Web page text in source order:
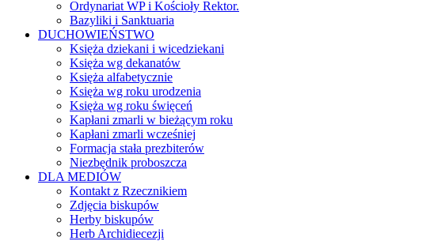
Ordynariat WP i Kościoły Rektor.
Bazyliki i Sanktuaria
DUCHOWIEŃSTWO
Księża dziekani i wicedziekani
Księża wg dekanatów
Księża alfabetycznie
Księża wg roku urodzenia
Księża wg roku święceń
Kapłani zmarli w bieżącym roku
Kapłani zmarli wcześniej
Formacja stała prezbiterów
Niezbędnik proboszcza
DLA MEDIÓW
Kontakt z Rzecznikiem
Zdjęcia biskupów
Herby biskupów
Herb Archidiecezji